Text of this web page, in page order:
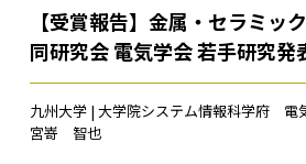
【受賞報告】金属・セラミッ
同研究会 電気学会 若手研究発
九州大学 | 大学院システム情報科学府 電
宮嵜 智也